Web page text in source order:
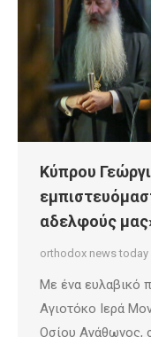
Κύπρου
αδελφούς
orthodox news today
Με ένα ευλαβικό
Αγιοτόκο Ιερά
Οσίου Αγάθωνος,